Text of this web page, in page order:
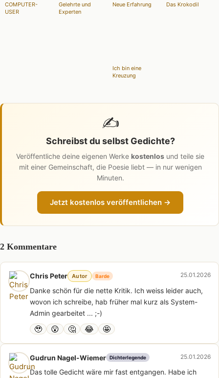
COMPUTER-
USER
Gelehrte und
Experten
Neue Erfahrung Das Krokodil
Ich bin eine
Kreuzung
✍️
Schreibst du selbst Gedichte?
Veröffentliche deine eigenen Werke kostenlos und teile sie
mit einer Gemeinschaft, die Poesie liebt — in nur wenigen
Minuten.
Jetzt kostenlos veröffentlichen →
2 Kommentare
Chris Peter Autor Barde 25.01.2026
Danke schön für die nette Kritik. Ich weiss leider auch,
wovon ich schreibe, hab früher mal kurz als System-
Admin gearbeitet ... ;-)
🥹 😮 🤔 😂 🤩
Gudrun Nagel-Wiemer Dichterlegende 25.01.2026
Das tolle Gedicht wäre mir fast entgangen. Habe ich